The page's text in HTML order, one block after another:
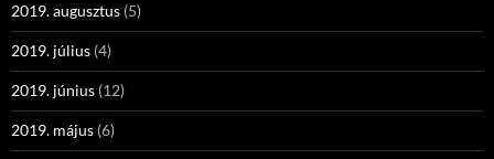
2019. augusztus (5)
2019. július (4)
2019. június (12)
2019. május (6)